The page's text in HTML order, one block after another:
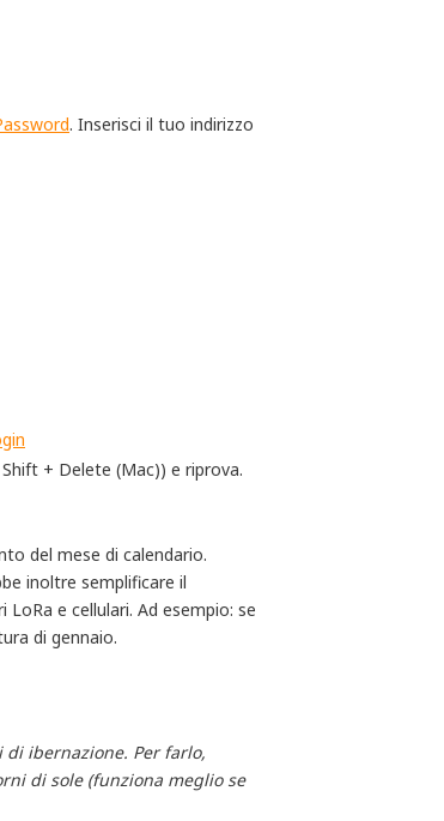
. Inserisci il tuo indirizzo
+ Delete (Mac)) e riprova.
del mese di calendario.
inoltre semplificare il
e cellulari. Ad esempio: se
di gennaio.
ibernazione. Per farlo,
di sole (funziona meglio se